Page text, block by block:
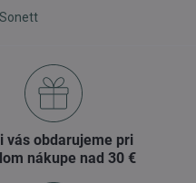
Sonett
vás obdarujeme pri
nákupe nad 30 €